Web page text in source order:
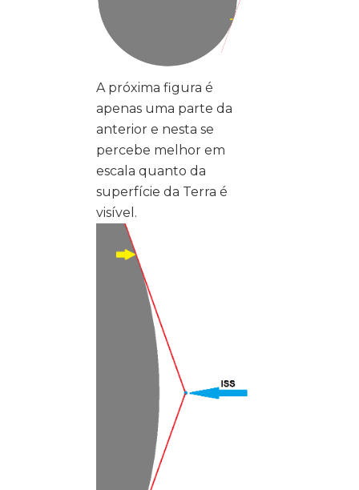
A próxima figura é
apenas uma parte da
anterior e nesta se
percebe melhor em
escala quanto da
superfície da Terra é
visível.